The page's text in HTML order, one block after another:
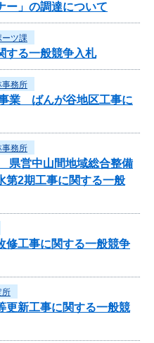
ー」の調達について
ーツ課
する一般競争入札
事務所
業 ばんが谷地区工事に
事務所
県営中山間地域総合整備
2期工事に関する一般
修工事に関する一般競争
所
更新工事に関する一般競